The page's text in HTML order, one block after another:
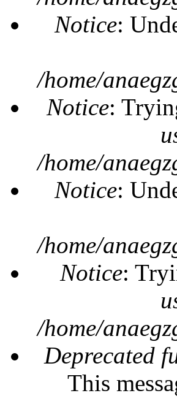
Notice:
/home/
Notice:
/home/
Notice:
/home/
Notice:
/home/
Deprecated
This